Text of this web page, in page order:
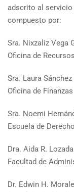
adscrito al
compuesto por:
Sra. Nixzaliz Vega
Oficina de
Sra. Laura
Oficina de Finanzas
Sra. Noemi
Escuela de Derecho
Dra. Aida R.
Facultad de
Dr. Edwin H.